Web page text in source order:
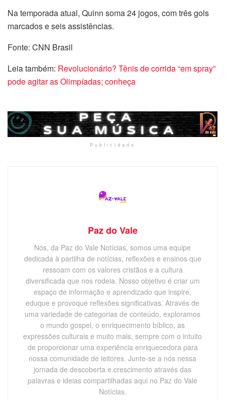
Na temporada atual, Quinn soma 24 jogos, com três gols
marcados e seis assistências.
Fonte: CNN Brasil
Leia também: Revolucionário? Tênis de corrida “em spray”
pode agitar as Olimpíadas; conheça
Publicidade
Paz do Vale
Nós, da Paz do Vale Notícias, somos uma equipe
dedicada à partilha de notícias, reflexões e ensinos que
ressoam com os valores cristãos e a cultura
diversificada que nos rodeia. Nosso objetivo é criar um
espaço de informação e aprendizado que inspire,
eduque e provoque reflexões significativas. Através de
uma variedade de categorias de conteúdo, exploramos
o mundo gospel, o enriquecimento bíblico, as
expressões culturais e muito mais, sempre com o intuito
de proporcionar uma experiência enriquecedora para
nossa comunidade de leitores. Junte-se a nós nessa
jornada de descoberta e crescimento através das
palavras e ideias compartilhadas aqui no Paz do Vale
Notícias.